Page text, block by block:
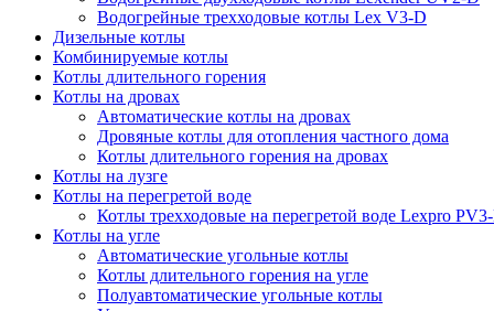
Водогрейные трехходовые котлы Lex V3-D
Дизельные котлы
Комбинируемые котлы
Котлы длительного горения
Котлы на дровах
Автоматические котлы на дровах
Дровяные котлы для отопления частного дома
Котлы длительного горения на дровах
Котлы на лузге
Котлы на перегретой воде
Котлы трехходовые на перегретой воде Lexpro
Котлы на угле
Автоматические угольные котлы
Котлы длительного горения на угле
Полуавтоматические угольные котлы